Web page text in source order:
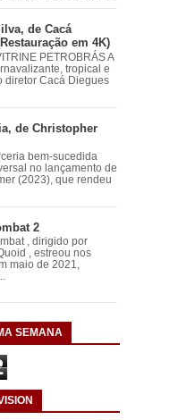
de Cacá
em 4K)
PETROBRÁS A
tropical e
diretor Cacá Diegues
de Christopher
bem-sucedida
no lançamento de
(2023), que rendeu
2
, dirigido por
, estreou nos
maio de 2021,
SEMANA